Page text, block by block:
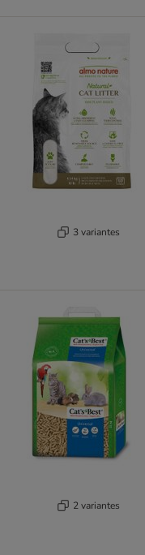
3 variantes
2 variantes